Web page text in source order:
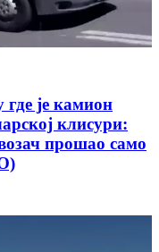
је камион
клисури:
прошао само